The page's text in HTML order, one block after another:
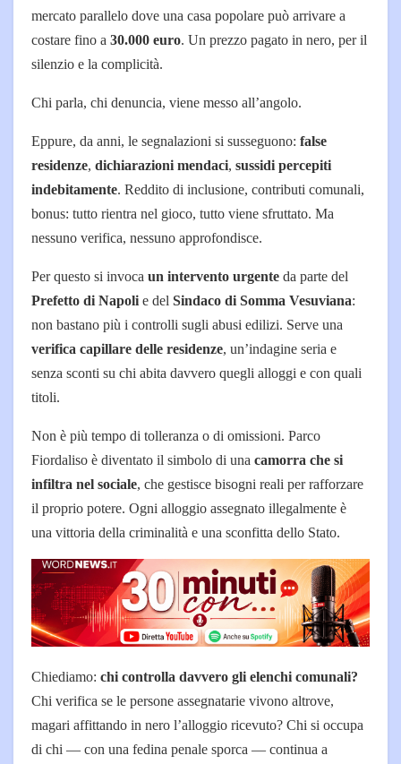
mercato parallelo dove una casa popolare può arrivare a
costare fino a 30.000 euro. Un prezzo pagato in nero, per il
silenzio e la complicità.
Chi parla, chi denuncia, viene messo all’angolo.
Eppure, da anni, le segnalazioni si susseguono: false
residenze, dichiarazioni mendaci, sussidi percepiti
indebitamente. Reddito di inclusione, contributi comunali,
bonus: tutto rientra nel gioco, tutto viene sfruttato. Ma
nessuno verifica, nessuno approfondisce.
Per questo si invoca un intervento urgente da parte del
Prefetto di Napoli e del Sindaco di Somma Vesuviana:
non bastano più i controlli sugli abusi edilizi. Serve una
verifica capillare delle residenze, un’indagine seria e
senza sconti su chi abita davvero quegli alloggi e con quali
titoli.
Non è più tempo di tolleranza o di omissioni. Parco
Fiordaliso è diventato il simbolo di una camorra che si
infiltra nel sociale, che gestisce bisogni reali per rafforzare
il proprio potere. Ogni alloggio assegnato illegalmente è
una vittoria della criminalità e una sconfitta dello Stato.
Chiediamo: chi controlla davvero gli elenchi comunali?
Chi verifica se le persone assegnatarie vivono altrove,
magari affittando in nero l’alloggio ricevuto? Chi si occupa
di chi — con una fedina penale sporca — continua a